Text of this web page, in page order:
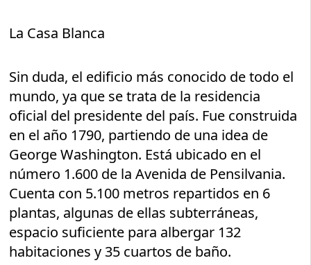
La Casa Blanca
Sin duda, el edificio más conocido de todo el
mundo, ya que se trata de la residencia
oficial del presidente del país. Fue construida
en el año 1790, partiendo de una idea de
George Washington. Está ubicado en el
número 1.600 de la Avenida de Pensilvania.
Cuenta con 5.100 metros repartidos en 6
plantas, algunas de ellas subterráneas,
espacio suficiente para albergar 132
habitaciones y 35 cuartos de baño.